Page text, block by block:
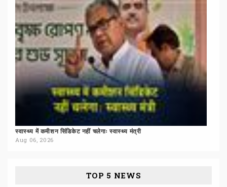
स्वास्थ्य में कमीशन सिंडिकेट नहीं चलेगाः स्वास्थ्य मंत्री
Aug 06, 2026
TOP 5 NEWS